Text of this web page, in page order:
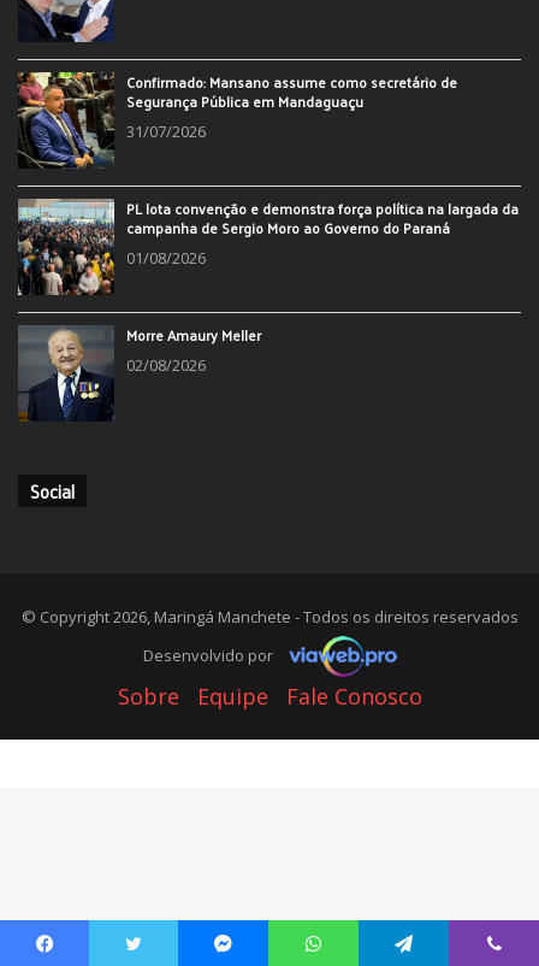
Confirmado: Mansano assume como secretário de
Segurança Pública em Mandaguaçu
31/07/2026
PL lota convenção e demonstra força política na largada da
campanha de Sergio Moro ao Governo do Paraná
01/08/2026
Morre Amaury Meller
02/08/2026
Social
© Copyright 2026, Maringá Manchete - Todos os direitos reservados
Desenvolvido por
Sobre Equipe Fale Conosco